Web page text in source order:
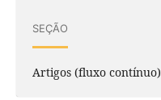
SEÇÃO
Artigos (fluxo contínuo)